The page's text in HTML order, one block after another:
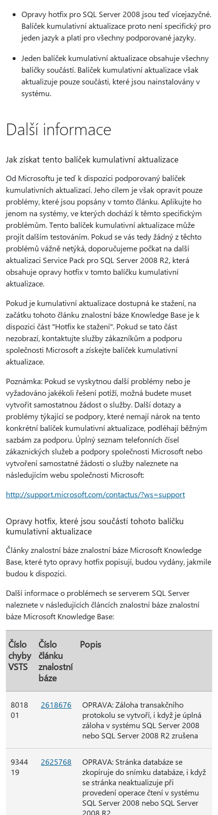
Opravy hotfix pro SQL Server 2008 jsou teď vícejazyčné.
Balíček kumulativní aktualizace proto není specifický pro
jeden jazyk a platí pro všechny podporované jazyky.
Jeden balíček kumulativní aktualizace obsahuje všechny
balíčky součástí. Balíček kumulativní aktualizace však
aktualizuje pouze součásti, které jsou nainstalovány v
systému.
Další informace
Jak získat tento balíček kumulativní aktualizace
Od Microsoftu je teď k dispozici podporovaný balíček
kumulativních aktualizací. Jeho cílem je však opravit pouze
problémy, které jsou popsány v tomto článku. Aplikujte ho
jenom na systémy, ve kterých dochází k těmto specifickým
problémům. Tento balíček kumulativní aktualizace může
projít dalším testováním. Pokud se vás tedy žádný z těchto
problémů vážně netýká, doporučujeme počkat na další
aktualizaci Service Pack pro SQL Server 2008 R2, která
obsahuje opravy hotfix v tomto balíčku kumulativní
aktualizace.
Pokud je kumulativní aktualizace dostupná ke stažení, na
začátku tohoto článku znalostní báze Knowledge Base je k
dispozici část "Hotfix ke stažení". Pokud se tato část
nezobrazí, kontaktujte služby zákazníkům a podporu
společnosti Microsoft a získejte balíček kumulativní
aktualizace.
Poznámka: Pokud se vyskytnou další problémy nebo je
vyžadováno jakékoli řešení potíží, možná budete muset
vytvořit samostatnou žádost o služby. Další dotazy a
problémy týkající se podpory, které nemají nárok na tento
konkrétní balíček kumulativní aktualizace, podléhají běžným
sazbám za podporu. Úplný seznam telefonních čísel
zákaznických služeb a podpory společnosti Microsoft nebo
vytvoření samostatné žádosti o služby naleznete na
následujícím webu společnosti Microsoft:
http://support.microsoft.com/contactus/?ws=support
Opravy hotfix, které jsou součástí tohoto balíčku
kumulativní aktualizace
Články znalostní báze znalostní báze Microsoft Knowledge
Base, které tyto opravy hotfix popisují, budou vydány, jakmile
budou k dispozici.
Další informace o problémech se serverem SQL Server
naleznete v následujících článcích znalostní báze znalostní
báze Microsoft Knowledge Base:
Číslo
chyby
VSTS
Číslo
článku
znalostní
báze
Popis
8018
01
2618676
OPRAVA: Záloha transakčního
protokolu se vytvoří, i když je úplná
záloha v systému SQL Server 2008
nebo SQL Server 2008 R2 zrušena
9344
19
2625768
OPRAVA: Stránka databáze se
zkopíruje do snímku databáze, i když
se stránka neaktualizuje při
provedení operace čtení v systému
SQL Server 2008 nebo SQL Server
2008 R2